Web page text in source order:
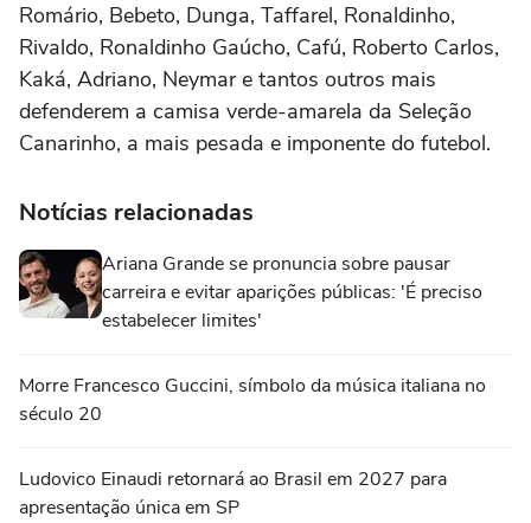
Romário, Bebeto, Dunga, Taffarel, Ronaldinho,
Rivaldo, Ronaldinho Gaúcho, Cafú, Roberto Carlos,
Kaká, Adriano, Neymar e tantos outros mais
defenderem a camisa verde-amarela da Seleção
Canarinho, a mais pesada e imponente do futebol.
Notícias relacionadas
Ariana Grande se pronuncia sobre pausar
carreira e evitar aparições públicas: 'É preciso
estabelecer limites'
Morre Francesco Guccini, símbolo da música italiana no
século 20
Ludovico Einaudi retornará ao Brasil em 2027 para
apresentação única em SP